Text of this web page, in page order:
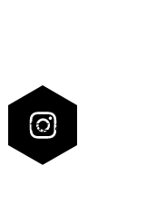
Instagram